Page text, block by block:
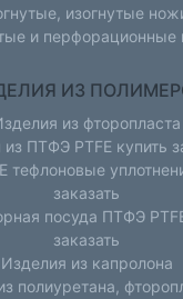
изогнутые
и перфорационные
ИЗ
из фторопласта
ПТФЭ PTFE купить
тефлоновые
заказать
посуда ПТФЭ
заказать
Изделия из капролона
полиуретана,